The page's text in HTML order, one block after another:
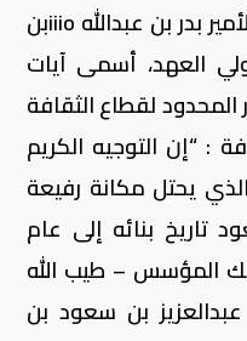
من جهته، رفع صاحب السمو الأمير بدر بن عبدالله iiioبن
العهد، أسمى آيات
لقطاع الثقافة
: “إن التوجيه الكريم
يحتل مكانة رفيعة
تاريخ بنائه إلى عام
المؤسس – طيب الله
عبدالعزيز بن سعود بن